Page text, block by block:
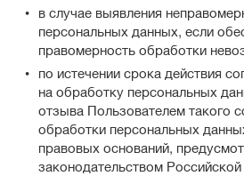
в случае выявления
персональных данных, если
правомерность обработки
по истечении срока действия
на обработку персональных
отзыва Пользователем такого
обработки персональных
правовых оснований,
законодательством